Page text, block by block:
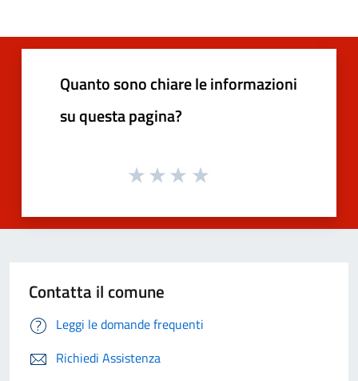
Quanto sono chiare le informazioni
su questa pagina?
Contatta il comune
Leggi le domande frequenti
Richiedi Assistenza